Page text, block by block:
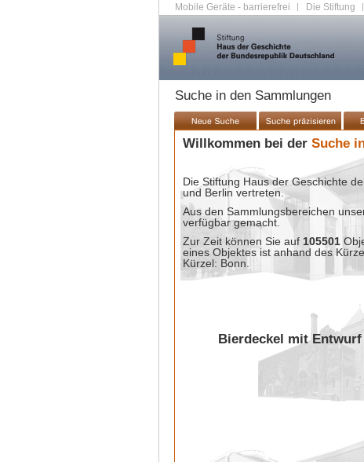
Mobile Geräte - barrierefrei | Die Stiftung |
Suche in den Sammlungen
Willkommen bei der Suche
Die Stiftung Haus der Geschichte
und Berlin vertreten.
Aus den Sammlungsbereichen
verfügbar gemacht.
Zur Zeit können Sie auf 105501
eines Objektes ist anhand des
Kürzel: Bonn.
Bierdeckel mit